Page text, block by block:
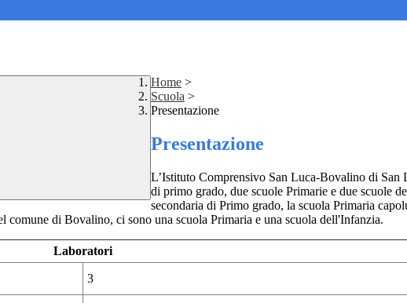
Home >
Scuola >
Presentazione
Presentazione
L’Istituto Comprensivo San Luca-Bovalino di San
di primo grado, due scuole Primarie e due scuole
secondaria di Primo grado, la scuola Primaria
di Bovalino, ci sono una scuola Primaria e una scuola dell'Infanzia.
Laboratori
3